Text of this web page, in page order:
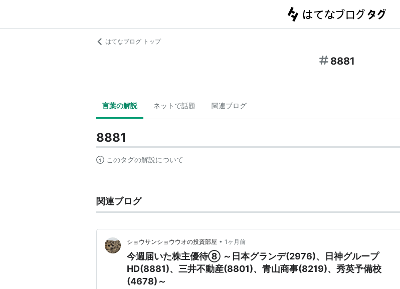
はてなブログ トップ
8881
言葉の解説 ネットで話題 関連ブログ
8881
このタグの解説について
関連ブログ
ショウサンショウウオの投資部屋 • 1ヶ月前
今週届いた株主優待⑧ ～日本グランデ(2976)、日神グループ
HD(8881)、三井不動産(8801)、青山商事(8219)、秀英予備校
(4678)～